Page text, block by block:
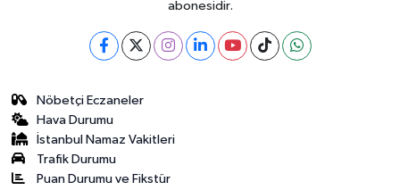
abonesidir.
Nöbetçi Eczaneler
Hava Durumu
İstanbul Namaz Vakitleri
Trafik Durumu
Puan Durumu ve Fikstür